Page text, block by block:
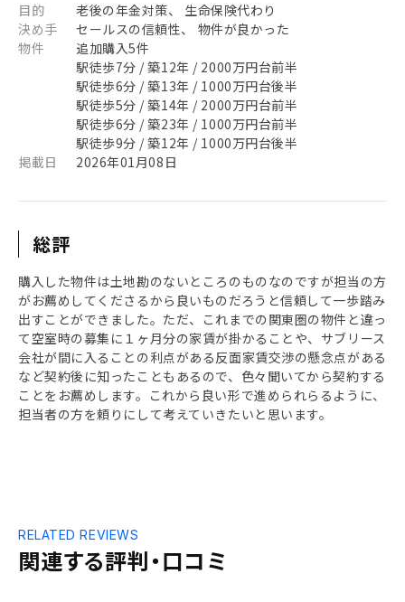
目的
老後の年金対策、 生命保険代わり
決め手
セールスの信頼性、 物件が良かった
物件
追加購入5件
駅徒歩7分 / 築12年 / 2000万円台前半
駅徒歩6分 / 築13年 / 1000万円台後半
駅徒歩5分 / 築14年 / 2000万円台前半
駅徒歩6分 / 築23年 / 1000万円台前半
駅徒歩9分 / 築12年 / 1000万円台後半
掲載日
2026年01月08日
総評
購入した物件は土地勘のないところのものなのですが担当の方
がお薦めしてくださるから良いものだろうと信頼して一歩踏み
出すことができました。ただ、これまでの関東圏の物件と違っ
て空室時の募集に１ヶ月分の家賃が掛かることや、サブリース
会社が間に入ることの利点がある反面家賃交渉の懸念点がある
など契約後に知ったこともあるので、色々聞いてから契約する
ことをお薦めします。これから良い形で進められらるように、
担当者の方を頼りにして考えていきたいと思います。
関連する評判・口コミ
RELATED REVIEWS